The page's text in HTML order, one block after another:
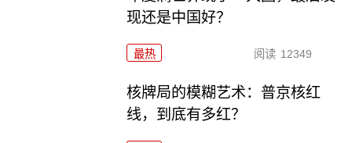
现还是中国好？
最热 阅读 12349
核牌局的模糊艺术：普京核红
线，到底有多红？